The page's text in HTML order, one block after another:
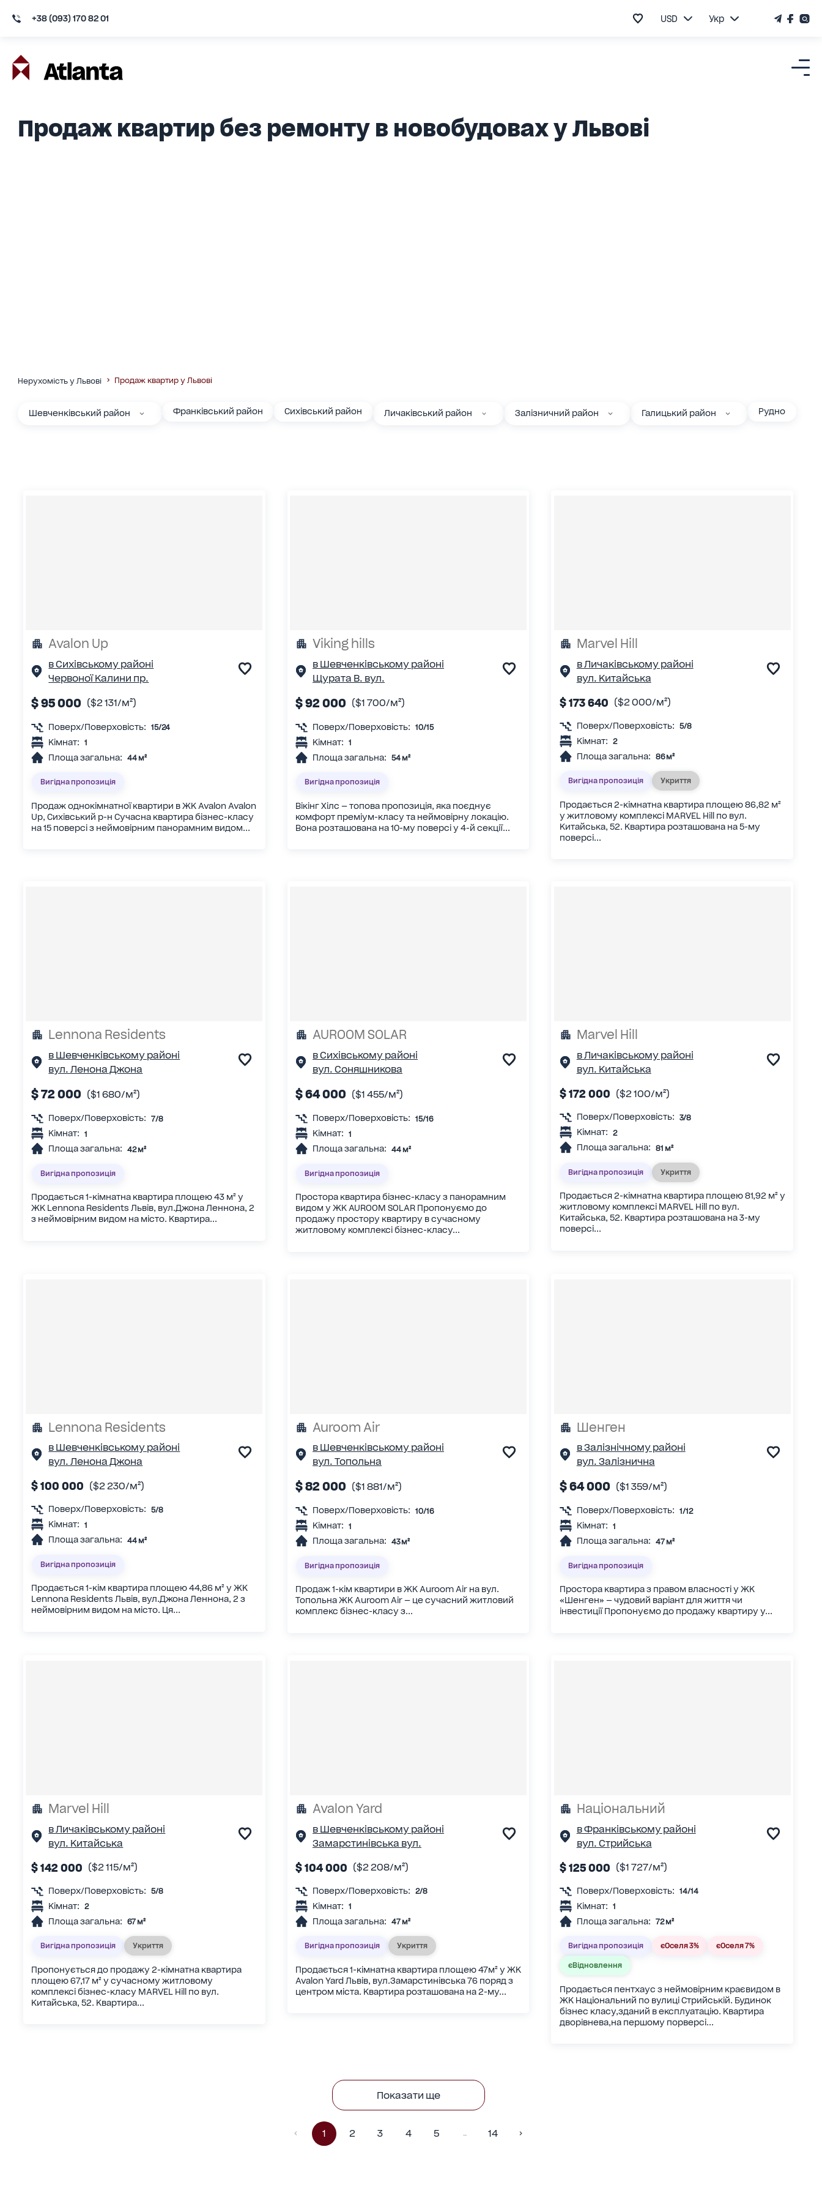
+38 (093) 170 82 01 USD Укр
Продаж квартир без ремонту в новобудовах у Львові
Нерухомість у Львові Продаж квартир у Львові
Шевченківський район Франківський район Сихівський район Личаківський район Залізничний район Галицький район Рудно
Avalon Up
в Сихівському районі
Червоної Калини пр.
$ 95 000 ($2 131/м²)
Поверх/Поверховість: 15/24
Кімнат: 1
Площа загальна: 44 м²
Вигідна пропозиція
Продаж однокімнатної квартири в ЖК Avalon Avalon
Up, Сихівський р-н Сучасна квартира бізнес-класу
на 15 поверсі з неймовірним панорамним видом...
Viking hills
в Шевченківському районі
Щурата В. вул.
$ 92 000 ($1 700/м²)
Поверх/Поверховість: 10/15
Кімнат: 1
Площа загальна: 54 м²
Вигідна пропозиція
Вікінг Хілс — топова пропозиція, яка поєднує
комфорт преміум-класу та неймовірну локацію.
Вона розташована на 10-му поверсі у 4-й секції...
Marvel Нill
в Личаківському районі
вул. Китайська
$ 173 640 ($2 000/м²)
Поверх/Поверховість: 5/8
Кімнат: 2
Площа загальна: 86 м²
Вигідна пропозиція Укриття
Продається 2-кімнатна квартира площею 86,82 м²
у житловому комплексі MARVEL Hill по вул.
Китайська, 52. Квартира розташована на 5-му
поверсі...
Lennona Residents
в Шевченківському районі
вул. Ленона Джона
$ 72 000 ($1 680/м²)
Поверх/Поверховість: 7/8
Кімнат: 1
Площа загальна: 42 м²
Вигідна пропозиція
Продається 1-кімнатна квартира площею 43 м² у
ЖК Lennona Residents Львів, вул.Джона Леннона, 2
з неймовірним видом на місто. Квартира...
AUROOM SOLAR
в Сихівському районі
вул. Соняшникова
$ 64 000 ($1 455/м²)
Поверх/Поверховість: 15/16
Кімнат: 1
Площа загальна: 44 м²
Вигідна пропозиція
Простора квартира бізнес-класу з панорамним
видом у ЖК AUROOM SOLAR Пропонуємо до
продажу простору квартиру в сучасному
житловому комплексі бізнес-класу...
Marvel Нill
в Личаківському районі
вул. Китайська
$ 172 000 ($2 100/м²)
Поверх/Поверховість: 3/8
Кімнат: 2
Площа загальна: 81 м²
Вигідна пропозиція Укриття
Продається 2-кімнатна квартира площею 81,92 м² у
житловому комплексі MARVEL Hill по вул.
Китайська, 52. Квартира розташована на 3-му
поверсі...
Lennona Residents
в Шевченківському районі
вул. Ленона Джона
$ 100 000 ($2 230/м²)
Поверх/Поверховість: 5/8
Кімнат: 1
Площа загальна: 44 м²
Вигідна пропозиція
Продається 1-кім квартира площею 44,86 м² у ЖК
Lennona Residents Львів, вул.Джона Леннона, 2 з
неймовірним видом на місто. Ця...
Auroom Air
в Шевченківському районі
вул. Топольна
$ 82 000 ($1 881/м²)
Поверх/Поверховість: 10/16
Кімнат: 1
Площа загальна: 43 м²
Вигідна пропозиція
Продаж 1-кім квартири в ЖК Auroom Air на вул.
Топольна ЖК Auroom Air — це сучасний житловий
комплекс бізнес-класу з...
Шенген
в Залізнічному районі
вул. Залізнична
$ 64 000 ($1 359/м²)
Поверх/Поверховість: 1/12
Кімнат: 1
Площа загальна: 47 м²
Вигідна пропозиція
Простора квартира з правом власності у ЖК
«Шенген» — чудовий варіант для життя чи
інвестиції Пропонуємо до продажу квартиру у...
Marvel Нill
в Личаківському районі
вул. Китайська
$ 142 000 ($2 115/м²)
Поверх/Поверховість: 5/8
Кімнат: 2
Площа загальна: 67 м²
Вигідна пропозиція Укриття
Пропонується до продажу 2-кімнатна квартира
площею 67,17 м² у сучасному житловому
комплексі бізнес-класу MARVEL Hill по вул.
Китайська, 52. Квартира...
Avalon Yard
в Шевченківському районі
Замарстинівська вул.
$ 104 000 ($2 208/м²)
Поверх/Поверховість: 2/8
Кімнат: 1
Площа загальна: 47 м²
Вигідна пропозиція Укриття
Продається 1-кімнатна квартира площею 47м² у ЖК
Avalon Yard Львів, вул.Замарстинівська 76 поряд з
центром міста. Квартира розташована на 2-му...
Національний
в Франківському районі
вул. Стрийська
$ 125 000 ($1 727/м²)
Поверх/Поверховість: 14/14
Кімнат: 1
Площа загальна: 72 м²
Вигідна пропозиція єОселя 3% єОселя 7%
єВідновлення
Продається пентхаус з неймовірним краєвидом в
ЖК Національний по вулиці Стрийській. Будинок
бізнес класу,зданий в експлуатацію. Квартира
дворівнева,на першому порверсі...
Показати ще
1 2 3 4 5 14